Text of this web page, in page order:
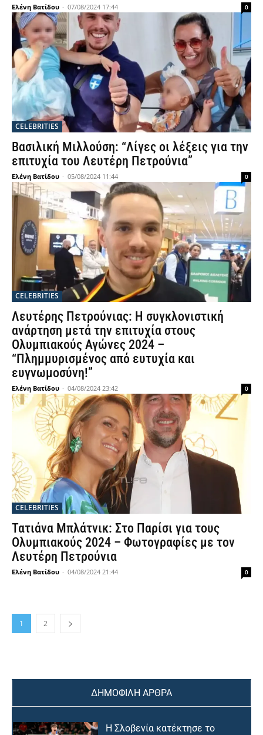
Ελένη Βατίδου - 07/08/2024 17:44 0
CELEBRITIES
Βασιλική Μιλλούση: “Λίγες οι λέξεις για την
επιτυχία του Λευτέρη Πετρούνια”
Ελένη Βατίδου - 05/08/2024 11:44 0
CELEBRITIES
Λευτέρης Πετρούνιας: Η συγκλονιστική
ανάρτηση μετά την επιτυχία στους
Ολυμπιακούς Αγώνες 2024 –
“Πλημμυρισμένος από ευτυχία και
ευγνωμοσύνη!”
Ελένη Βατίδου - 04/08/2024 23:42 0
CELEBRITIES
Τατιάνα Μπλάτνικ: Στο Παρίσι για τους
Ολυμπιακούς 2024 – Φωτογραφίες με τον
Λευτέρη Πετρούνια
Ελένη Βατίδου - 04/08/2024 21:44 0
1 2
ΔΗΜΟΦΙΛΗ ΑΡΘΡΑ
Η Σλοβενία κατέκτησε το